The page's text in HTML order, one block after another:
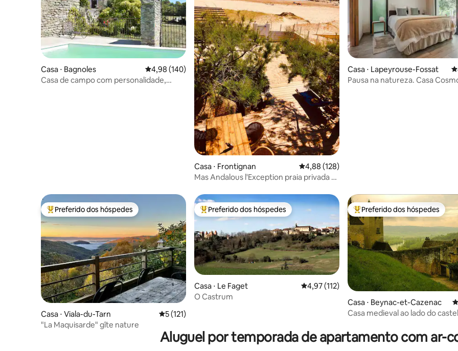
Casa ⋅ Bagnoles 4,98 de uma avaliação média de 5, 140 avaliações
4,98 (140)
Casa de campo com personalidade,
Casa ⋅ Frontignan 4,88 de uma avaliação média de 5, 128
4,88 (128)
Mas Andalous l'Exception praia privada 1ª
Casa ⋅ Lapeyrouse-Fossat
Pausa na natureza. Casa
Entre os melhores preferidos dos hóspedes
Preferido dos hóspedes
Casa ⋅ Viala-du-Tarn 5 de uma avaliação média de 5, 121 avaliações
5 (121)
"La Maquisarde" gîte nature
Entre os melhores preferidos dos hóspedes
Preferido dos hóspedes
Casa ⋅ Le Faget 4,97 de uma avaliação média de 5, 112
4,97 (112)
O Castrum
Entre os melhores preferidos
Preferido dos hóspedes
Casa ⋅ Beynac-et-Cazenac
Casa medieval ao lado do
Aluguel por temporada de apartamento com ar-